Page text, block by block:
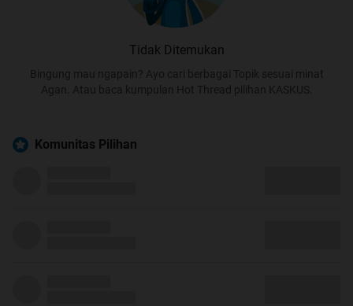
Tidak Ditemukan
Bingung mau ngapain? Ayo cari berbagai Topik sesuai minat
Agan. Atau baca kumpulan Hot Thread pilihan KASKUS.
Komunitas Pilihan